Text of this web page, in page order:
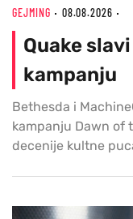
GEJMING 08.08.2026
Quake
kampanju
Bethesda i
kampanju Dawn of
decenije kultne